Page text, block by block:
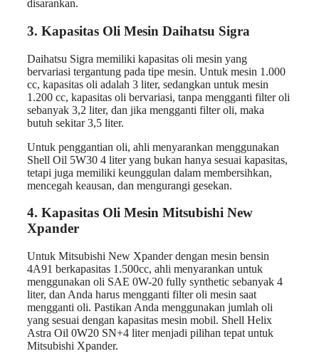
disarankan.
3. Kapasitas Oli Mesin Daihatsu Sigra
Daihatsu Sigra memiliki kapasitas oli mesin yang
bervariasi tergantung pada tipe mesin. Untuk mesin 1.000
cc, kapasitas oli adalah 3 liter, sedangkan untuk mesin
1.200 cc, kapasitas oli bervariasi, tanpa mengganti filter oli
sebanyak 3,2 liter, dan jika mengganti filter oli, maka
butuh sekitar 3,5 liter.
Untuk penggantian oli, ahli menyarankan menggunakan
Shell Oil 5W30 4 liter yang bukan hanya sesuai kapasitas,
tetapi juga memiliki keunggulan dalam membersihkan,
mencegah keausan, dan mengurangi gesekan.
4. Kapasitas Oli Mesin Mitsubishi New
Xpander
Untuk Mitsubishi New Xpander dengan mesin bensin
4A91 berkapasitas 1.500cc, ahli menyarankan untuk
menggunakan oli SAE 0W-20 fully synthetic sebanyak 4
liter, dan Anda harus mengganti filter oli mesin saat
mengganti oli. Pastikan Anda menggunakan jumlah oli
yang sesuai dengan kapasitas mesin mobil. Shell Helix
Astra Oil 0W20 SN+4 liter menjadi pilihan tepat untuk
Mitsubishi Xpander.